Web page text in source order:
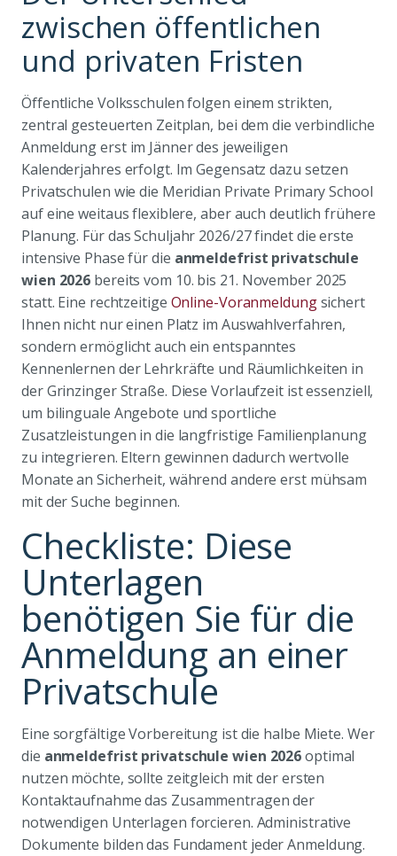
zwischen öffentlichen
und privaten Fristen
Öffentliche Volksschulen folgen einem strikten,
zentral gesteuerten Zeitplan, bei dem die verbindliche
Anmeldung erst im Jänner des jeweiligen
Kalenderjahres erfolgt. Im Gegensatz dazu setzen
Privatschulen wie die Meridian Private Primary School
auf eine weitaus flexiblere, aber auch deutlich frühere
Planung. Für das Schuljahr 2026/27 findet die erste
intensive Phase für die anmeldefrist privatschule
wien 2026 bereits vom 10. bis 21. November 2025
statt. Eine rechtzeitige Online-Voranmeldungsichert
Ihnen nicht nur einen Platz im Auswahlverfahren,
sondern ermöglicht auch ein entspanntes
Kennenlernen der Lehrkräfte und Räumlichkeiten in
der Grinzinger Straße. Diese Vorlaufzeit ist essenziell,
um bilinguale Angebote und sportliche
Zusatzleistungen in die langfristige Familienplanung
zu integrieren. Eltern gewinnen dadurch wertvolle
Monate an Sicherheit, während andere erst mühsam
mit der Suche beginnen.
Checkliste: Diese
Unterlagen
benötigen Sie für die
Anmeldung an einer
Privatschule
Eine sorgfältige Vorbereitung ist die halbe Miete. Wer
die anmeldefrist privatschule wien 2026optimal
nutzen möchte, sollte zeitgleich mit der ersten
Kontaktaufnahme das Zusammentragen der
notwendigen Unterlagen forcieren. Administrative
Dokumente bilden das Fundament jeder Anmeldung.